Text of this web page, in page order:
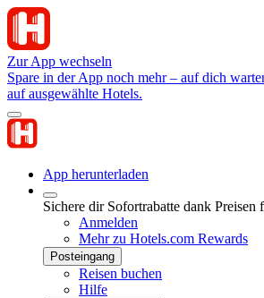
Zur App wechseln
Spare in der App noch mehr – auf dich
auf ausgewählte Hotels.
App herunterladen
Sichere dir Sofortrabatte dank
Anmelden
Mehr zu Hotels.com Rewards
Posteingang
Reisen buchen
Hilfe